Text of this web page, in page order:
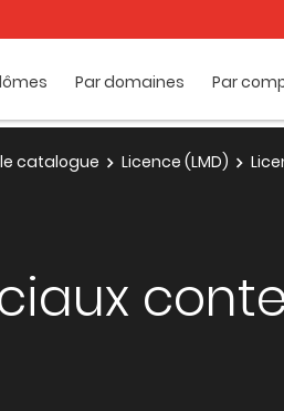
Par domaines Par
catalogue Licence (LMD)